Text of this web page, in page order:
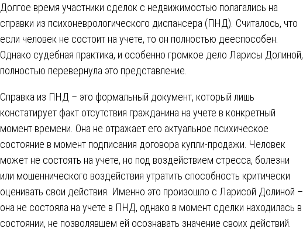
Долгое время участники сделок с недвижимостью полагались на
справки из психоневрологического диспансера (ПНД). Считалось, что
если человек не состоит на учете, то он полностью дееспособен.
Однако судебная практика, и особенно громкое дело Ларисы Долиной,
полностью перевернула это представление.
Справка из ПНД – это формальный документ, который лишь
констатирует факт отсутствия гражданина на учете в конкретный
момент времени. Она не отражает его актуальное психическое
состояние в момент подписания договора купли-продажи. Человек
может не состоять на учете, но под воздействием стресса, болезни
или мошеннического воздействия утратить способность критически
оценивать свои действия. Именно это произошло с Ларисой Долиной –
она не состояла на учете в ПНД, однако в момент сделки находилась в
состоянии, не позволявшем ей осознавать значение своих действий.